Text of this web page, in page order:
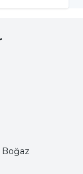
opiatların
Boğaz